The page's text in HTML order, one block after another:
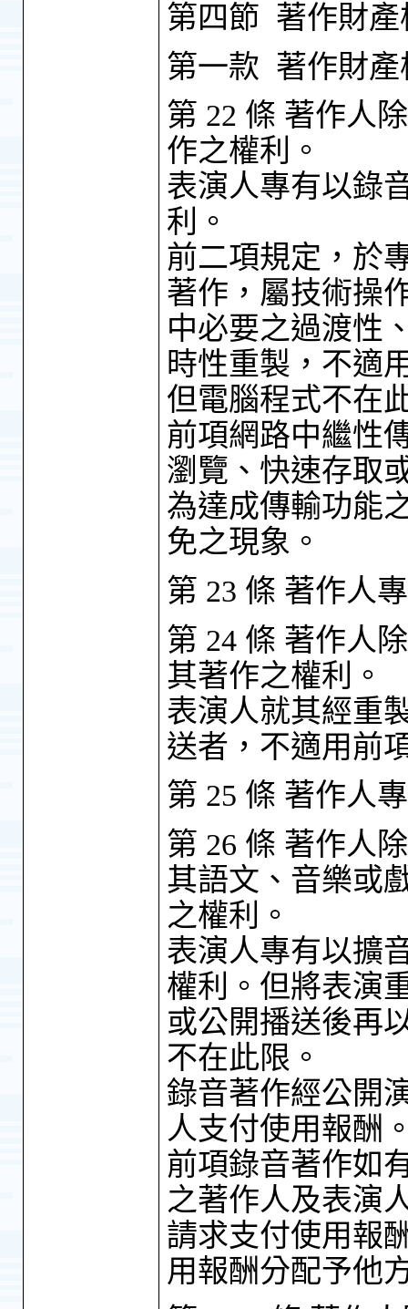
第四節 著作財產
第一款 著作財產
第 22 條 著作人
作之權利。
表演人專有以錄
利。
前二項規定，於
著作，屬技術操
中必要之過渡性
時性重製，不適
但電腦程式不在
前項網路中繼性
瀏覽、快速存取
為達成傳輸功能
免之現象。
第 23 條 著作人
第 24 條 著作人
其著作之權利。
表演人就其經重
送者，不適用前
第 25 條 著作人
第 26 條 著作人
其語文、音樂或
之權利。
表演人專有以擴
權利。但將表演
或公開播送後再
不在此限。
錄音著作經公開
人支付使用報酬
前項錄音著作如
之著作人及表演
請求支付使用報
用報酬分配予他